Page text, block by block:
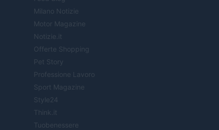
Milano Notizie
Motor Magazine
Notizie.it
Offerte Shopping
Pet Story
Professione Lavoro
Sport Magazine
Style24
Think.it
Tuobenessere